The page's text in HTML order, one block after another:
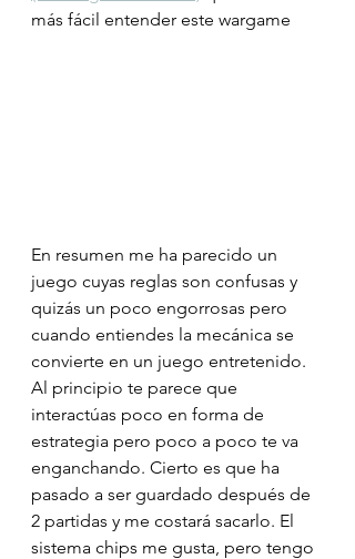
más fácil entender este wargame
En resumen me ha parecido un
juego cuyas reglas son confusas y
quizás un poco engorrosas pero
cuando entiendes la mecánica se
convierte en un juego entretenido.
Al principio te parece que
interactúas poco en forma de
estrategia pero poco a poco te va
enganchando. Cierto es que ha
pasado a ser guardado después de
2 partidas y me costará sacarlo. El
sistema chips me gusta, pero tengo